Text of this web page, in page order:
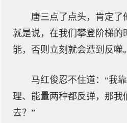
唐三点了点头，肯定了
就是说，在我们攀登阶梯的
能，否则立刻就会遭到反噬
马红俊忍不住道：“我
理、能量两种都反弹，那我
去？”